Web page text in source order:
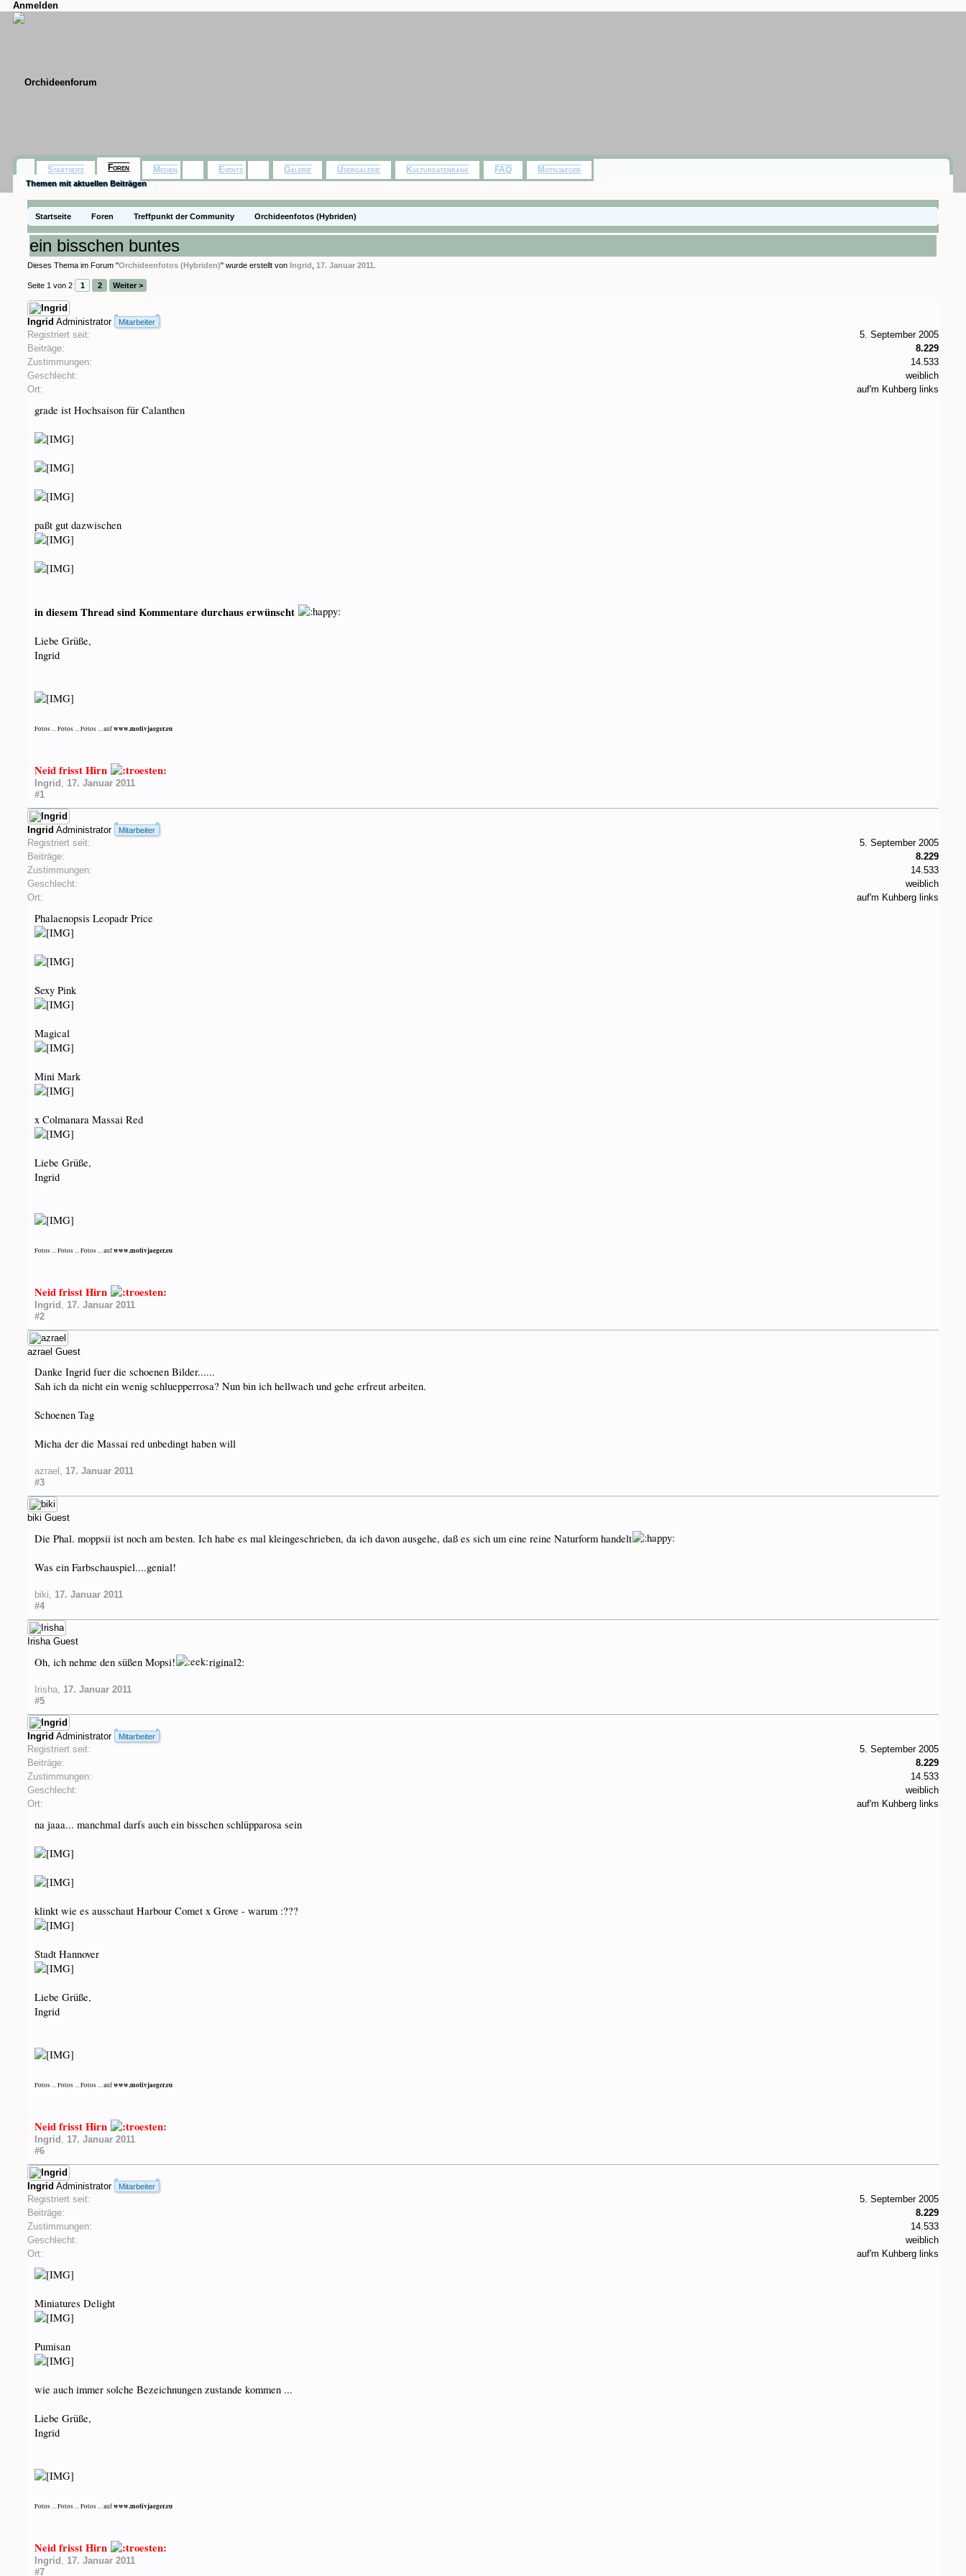
Anmelden
Startseite Foren Treffpunkt der Community Orchideenfotos (Hybriden)
ein bisschen buntes
Dieses Thema im Forum "Orchideenfotos (Hybriden)" wurde erstellt vonIngrid ,17. Januar 2011
Seite 1 von 2 1 2 Weiter >
Ingrid Administrator Mitarbeiter
Registriert seit:
5. September 2005
Beiträge:
8.229
Zustimmungen:
14.533
Geschlecht:
weiblich
Ort:
auf'm Kuhberg links
grade ist Hochsaison für Calanthen
paßt gut dazwischen
in diesem Thread sind Kommentare durchaus erwünscht
Liebe Grüße,
Ingrid
Fotos ... Fotos ... Fotos ... aufwww.motivjaeger.eu
Neid frisst Hirn
Ingrid , 17. Januar 2011
#1
Ingrid Administrator Mitarbeiter
Registriert seit:
5. September 2005
Beiträge:
8.229
Zustimmungen:
14.533
Geschlecht:
weiblich
Ort:
auf'm Kuhberg links
Phalaenopsis Leopadr Price
Sexy Pink
Magical
Mini Mark
x Colmanara Massai Red
Liebe Grüße,
Ingrid
Fotos ... Fotos ... Fotos ... aufwww.motivjaeger.eu
Neid frisst Hirn
Ingrid , 17. Januar 2011
#2
azrael Guest
Danke Ingrid fuer die schoenen Bilder......
Sah ich da nicht ein wenig schluepperrosa? Nun bin ich hellwach und gehe erfreut arbeiten.
Schoenen Tag
Micha der die Massai red unbedingt haben will
azrael , 17. Januar 2011
#3
biki Guest
Die Phal. moppsii ist noch am besten. Ich habe es mal kleingeschrieben, da ich davon ausgehe, daß es sich um eine reine Naturform handelt
Was ein Farbschauspiel....genial!
biki, 17. Januar 2011
#4
Irisha Guest
Oh, ich nehme den süßen Mopsi! riginal2:
Irisha, 17. Januar 2011
#5
Ingrid Administrator Mitarbeiter
Registriert seit:
5. September 2005
Beiträge:
8.229
Zustimmungen:
14.533
Geschlecht:
weiblich
Ort:
auf'm Kuhberg links
na jaaa... manchmal darfs auch ein bisschen schlüpparosa sein
klinkt wie es ausschaut Harbour Comet x Grove - warum :???
Stadt Hannover
Liebe Grüße,
Ingrid
Fotos ... Fotos ... Fotos ... aufwww.motivjaeger.eu
Neid frisst Hirn
Ingrid , 17. Januar 2011
#6
Ingrid Administrator Mitarbeiter
Registriert seit:
5. September 2005
Beiträge:
8.229
Zustimmungen:
14.533
Geschlecht:
weiblich
Ort:
auf'm Kuhberg links
Miniatures Delight
Pumisan
wie auch immer solche Bezeichnungen zustande kommen ...
Liebe Grüße,
Ingrid
Fotos ... Fotos ... Fotos ... aufwww.motivjaeger.eu
Neid frisst Hirn
Ingrid , 17. Januar 2011
#7
Startseite Foren
Themen mit aktuellen Beiträgen
Medien Events Galerie Usergalerie Kulturdatenbank FAQ Motivjaeger